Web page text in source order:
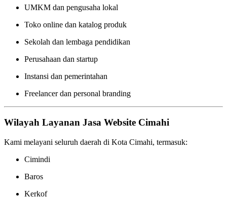
UMKM dan pengusaha lokal
Toko online dan katalog produk
Sekolah dan lembaga pendidikan
Perusahaan dan startup
Instansi dan pemerintahan
Freelancer dan personal branding
Wilayah Layanan Jasa Website Cimahi
Kami melayani seluruh daerah di Kota Cimahi, termasuk:
Cimindi
Baros
Kerkof